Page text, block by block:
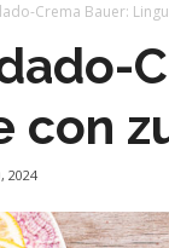
Crema Bauer:
con
2024